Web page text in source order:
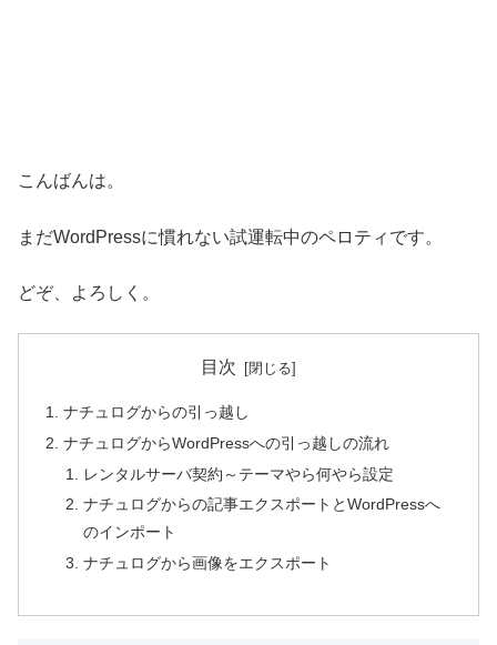
こんばんは。
まだWordPressに慣れない試運転中のペロティです。
どぞ、よろしく。
目次
ナチュログからの引っ越し
ナチュログからWordPressへの引っ越しの流れ
レンタルサーバ契約～テーマやら何やら設定
ナチュログからの記事エクスポートとWordPressへ
のインポート
ナチュログから画像をエクスポート